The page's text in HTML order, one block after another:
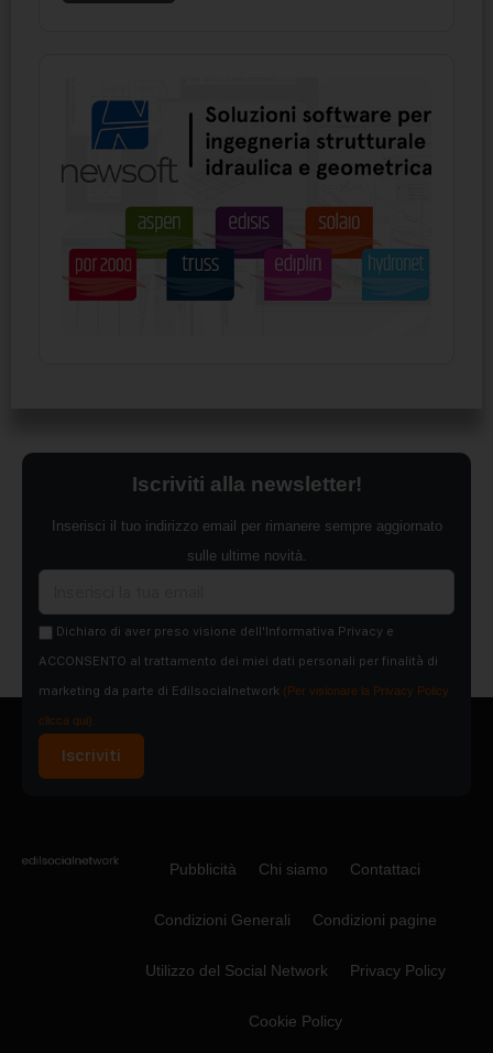
Iscriviti alla newsletter!
Inserisci il tuo indirizzo email per rimanere sempre aggiornato
sulle ultime novità.
Dichiaro di aver preso visione dell'Informativa Privacy e
ACCONSENTO al trattamento dei miei dati personali per finalità di
marketing da parte di Edilsocialnetwork (Per visionare la Privacy Policy
clicca qui).
Iscriviti
Pubblicità Chi siamo Contattaci
Condizioni Generali Condizioni pagine
Utilizzo del Social Network Privacy Policy
Cookie Policy